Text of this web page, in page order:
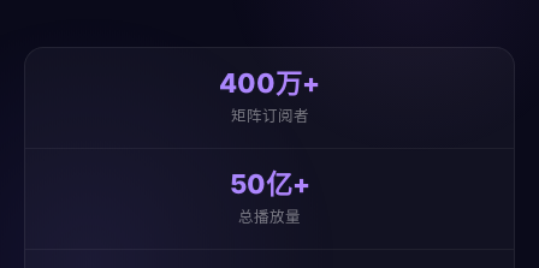
400万+
矩阵订阅者
50亿+
总播放量